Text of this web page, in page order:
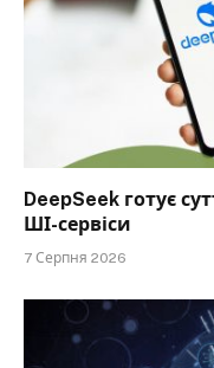
DeepSeek готує
ШІ-сервіси
7 Серпня 2026